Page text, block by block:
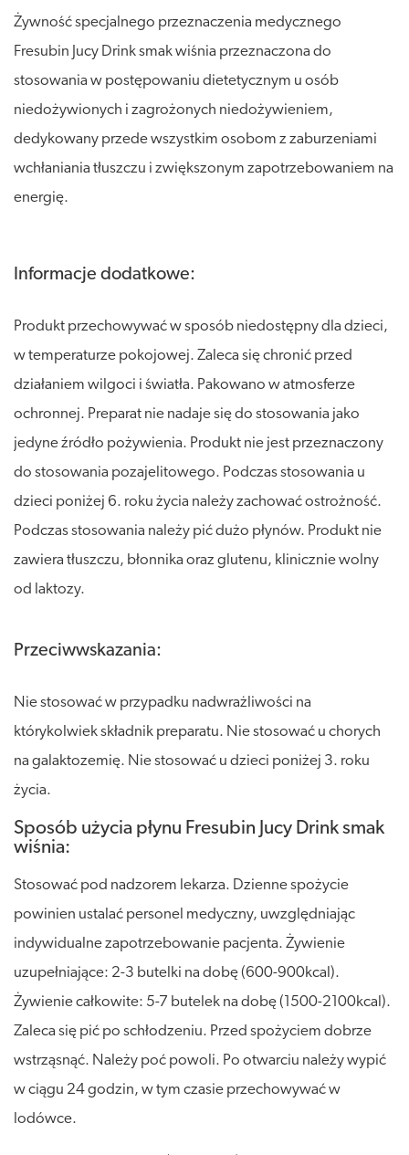
Żywność specjalnego przeznaczenia medycznego
Fresubin Jucy Drink smak wiśnia przeznaczona do
stosowania w postępowaniu dietetycznym u osób
niedożywionych i zagrożonych niedożywieniem,
dedykowany przede wszystkim osobom z zaburzeniami
wchłaniania tłuszczu i zwiększonym zapotrzebowaniem na
energię.
Informacje dodatkowe:
Produkt przechowywać w sposób niedostępny dla dzieci,
w temperaturze pokojowej. Zaleca się chronić przed
działaniem wilgoci i światła. Pakowano w atmosferze
ochronnej. Preparat nie nadaje się do stosowania jako
jedyne źródło pożywienia. Produkt nie jest przeznaczony
do stosowania pozajelitowego. Podczas stosowania u
dzieci poniżej 6. roku życia należy zachować ostrożność.
Podczas stosowania należy pić dużo płynów. Produkt nie
zawiera tłuszczu, błonnika oraz glutenu, klinicznie wolny
od laktozy.
Przeciwwskazania:
Nie stosować w przypadku nadwrażliwości na
którykolwiek składnik preparatu. Nie stosować u chorych
na galaktozemię. Nie stosować u dzieci poniżej 3. roku
życia.
Sposób użycia płynu Fresubin Jucy Drink smak
wiśnia:
Stosować pod nadzorem lekarza. Dzienne spożycie
powinien ustalać personel medyczny, uwzględniając
indywidualne zapotrzebowanie pacjenta. Żywienie
uzupełniające: 2-3 butelki na dobę (600-900kcal).
Żywienie całkowite: 5-7 butelek na dobę (1500-2100kcal).
Zaleca się pić po schłodzeniu. Przed spożyciem dobrze
wstrząsnąć. Należy poć powoli. Po otwarciu należy wypić
w ciągu 24 godzin, w tym czasie przechowywać w
lodówce.